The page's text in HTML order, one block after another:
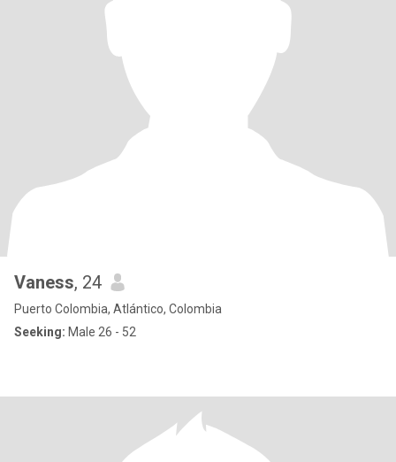
Vaness, 24
Puerto Colombia, Atlántico, Colombia
Seeking: Male 26 - 52